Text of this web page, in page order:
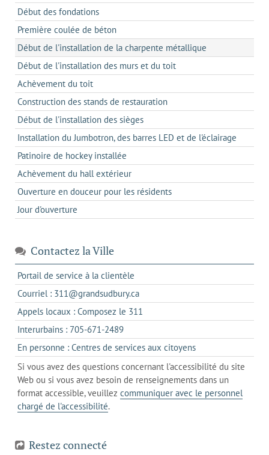
Début des fondations
Première coulée de béton
Début de l'installation de la charpente métallique
Début de l'installation des murs et du toit
Achèvement du toit
Construction des stands de restauration
Début de l'installation des sièges
Installation du Jumbotron, des barres LED et de l'éclairage
Patinoire de hockey installée
Achèvement du hall extérieur
Ouverture en douceur pour les résidents
Jour d'ouverture
Contactez la Ville
Portail de service à la clientèle
dans
un
nouvel
Courriel : 311@grandsudbury.cas'ouvre
dans
votre
de
messagerie
Appels locaux : Composez le 311
dans
un
client
de
votre
téléphone
Interurbains : 705-671-2489s'ouvre
dans
un
client
de
votre
En personne : Centres de services aux citoyenss'ouvre
dans
l'onglet
actuel
Si vous avez des questions concernant l'accessibilité du site
Web ou si vous avez besoin de renseignements dans un
format accessible, veuillez communiquer avec le personnel
chargé de l'accessibilité.
Restez connecté